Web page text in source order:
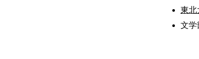
東北
文学